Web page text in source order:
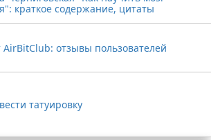
краткое содержание, цитаты
AirBitClub: отзывы пользователей
татуировку